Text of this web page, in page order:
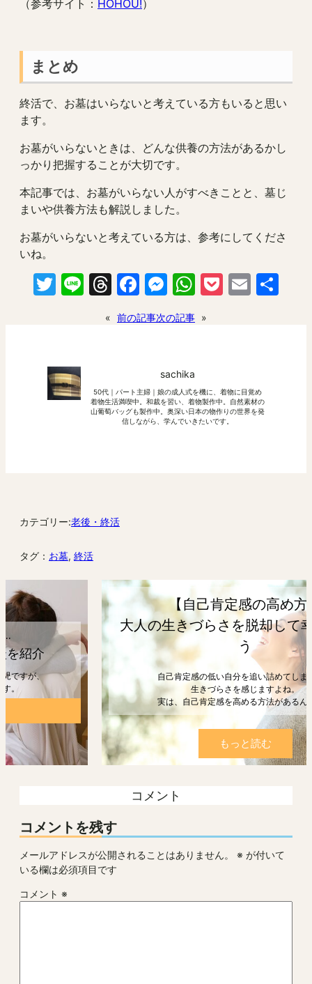
（参考サイト： HOHOU!）
まとめ
終活で、お墓はいらないと考えている方もいると思い
ます。
お墓がいらないときは、どんな供養の方法があるかし
っかり把握することが大切です。
本記事では、お墓がいらない人がすべきことと、墓じ
まいや供養方法も解説しました。
お墓がいらないと考えている方は、参考にしてくださ
いね。
Twitter
LineThreads
Facebook
Messenger
WhatsApp
Pocket
Email
« 前の記事次の記事 »
sachika
50代｜パート主婦｜娘の成人式を機に、着物に目覚め
着物生活満喫中。和裁を習い、着物製作中。自然素材の
山葡萄バッグも製作中。奥深い日本の物作りの世界を発
信しながら、学んでいきたいです。
カテゴリー:老後・終活
タグ： お墓, 終活
【自己肯定感の高め方】
大人の生きづらさを脱却して幸せになろ
う
自己肯定感の低い自分を追い詰めてしまうと、
生きづらさを感じますよね。
実は、自己肯定感を高める方法があるんです。
もっと読む
コメント
コメントを残す
メールアドレスが公開されることはありません。 ※ が付いて
いる欄は必須項目です
コメント ※